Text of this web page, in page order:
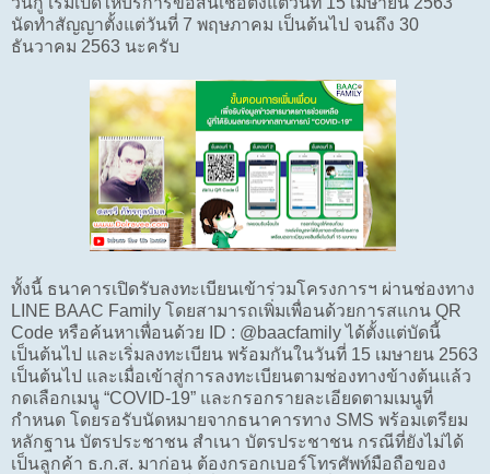
นัดทำสัญญาตั้งแต่วันที่ 7 พฤษภาคม เป็นต้นไป จนถึง 30
ธันวาคม 2563 นะครับ
ทั้งนี้ ธนาคารเปิดรับลงทะเบียนเข้าร่วมโครงการฯ ผ่านช่องทาง
LINE BAAC Family โดยสามารถเพิ่มเพื่อนด้วยการสแกน QR
Code หรือค้นหาเพื่อนด้วย ID : @baacfamily ได้ตั้งแต่บัดนี้
เป็นต้นไป และเริ่มลงทะเบียน พร้อมกันในวันที่ 15 เมษายน 2563
เป็นต้นไป และเมื่อเข้าสู่การลงทะเบียนตามช่องทางข้างต้นแล้ว
กดเลือกเมนู “COVID-19” และกรอกรายละเอียดตามเมนูที่
กำหนด โดยรอรับนัดหมายจากธนาคารทาง SMS พร้อมเตรียม
หลักฐาน บัตรประชาชน สำเนา บัตรประชาชน กรณีที่ยังไม่ได้
เป็นลูกค้า ธ.ก.ส. มาก่อน ต้องกรอกเบอร์โทรศัพท์มือถือของ